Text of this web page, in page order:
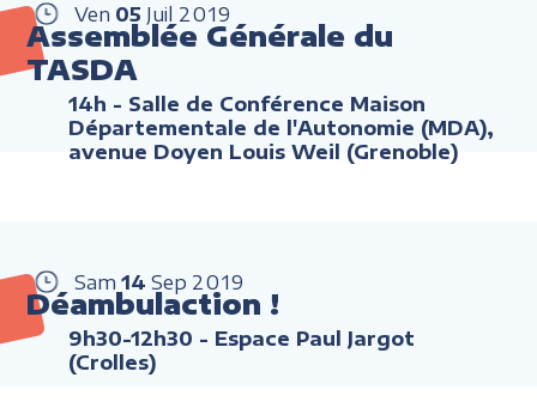
Ven 05 Juil 2019
Assemblée Générale du
TASDA
14h - Salle de Conférence Maison
Départementale de l'Autonomie (MDA),
avenue Doyen Louis Weil (Grenoble)
Sam 14 Sep 2019
Déambulaction !
9h30-12h30 - Espace Paul Jargot
(Crolles)